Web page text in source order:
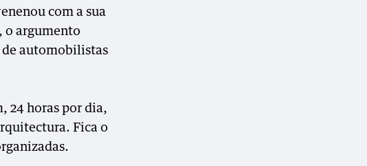
com a sua
o argumento
de automobilistas
24 horas por dia,
Fica o